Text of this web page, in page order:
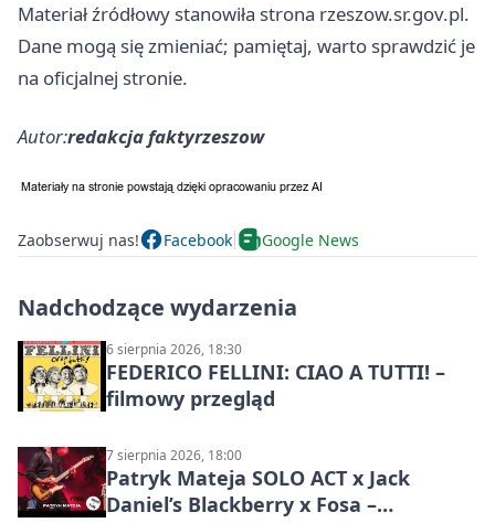
Materiał źródłowy stanowiła strona rzeszow.sr.gov.pl.
Dane mogą się zmieniać; pamiętaj, warto sprawdzić je
na oficjalnej stronie.
Autor:redakcja faktyrzeszow
Zaobserwuj nas! Facebook Google News
Nadchodzące wydarzenia
6 sierpnia 2026, 18:30
FEDERICO FELLINI: CIAO A TUTTI! –
filmowy przegląd
7 sierpnia 2026, 18:00
Patryk Mateja SOLO ACT x Jack
Daniel’s Blackberry x Fosa –